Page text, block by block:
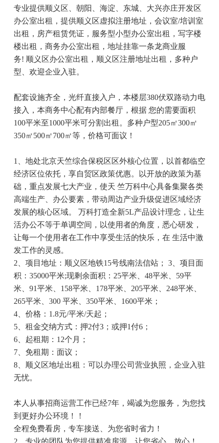
专业提供顺义区、 朝阳、海淀、东城、大兴亦庄开发区
办公室出租，提供顺义区虚拟注册地址，会议室/培训室
出租，房产租赁凭证，服务型小型办公室出租，写字楼
楼出租，商务办公室出租，地址挂靠一条龙商业服
务! 顺义区办公室出租，顺义区注册地址出租， 多种户
型
欢迎企业入驻。
配套设施齐全，光纤直接入户，本楼层380伏双路动力电
接入，本商务中心配有内部餐厅，根据 您的需要面积
100平米至1000平米可分割出租。多种户型205㎡300㎡
350㎡500㎡700㎡等，价格可面议！
1、地处北京天竺综合保税区区外核心位置，以首都临空
经济区位依托，享自贸区政策优惠。以开放的政策为基
础，重点发展七大产业，使天 竺万科中心具备集聚各类
高端生产、办公要素，带动周边产业升级促进区域经济
发展的核心区域。 万科打造全新5L产品设计理念，让生
活办公不等于单调空间，以使用者的角度，悉心研发，
让每一个使用者在工作中享受生活的快乐，在 生活中激
发工作的灵感。
2、项目地址：顺义区地铁15号线南法信站； 3、项目面
积：35000平米;现剩余面积：25平米、48平米、59平
米、91平米、158平米、178平米、205平米、248平米、
265平米、300 平米、350平米、1600平米；
4、价格：1.8元/平米/天起；
5、租金交纳方式：押2付3；或押1付6；
6、起租期：12个月；
7、免租期：面议；
8、顺义区地址出租：可以办理公司营业执照，企业入驻
无忧。
本人从事招商运营工作已经7年，竭诚为您服务，为您找
到更好办公环境！！
全程免费看房，专车接送、为您省时省力！
2、专业的团队为您提供精准房源，让您省心、放心！